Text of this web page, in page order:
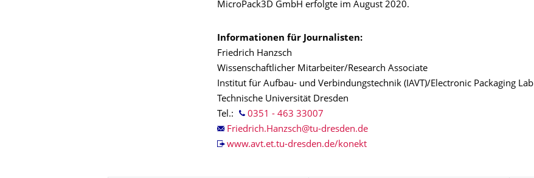
MicroPack3D GmbH erfolgte im August 2020.
Informationen für Journalisten:
Friedrich Hanzsch
Wissenschaftlicher Mitarbeiter/Research Associate
Institut für Aufbau- und Verbindungstechnik (IAVT)/Electronic Packaging Lab
Technische Universität Dresden
Tel.:
0351 - 463 33007
www.avt.et.tu-dresden.de/konekt